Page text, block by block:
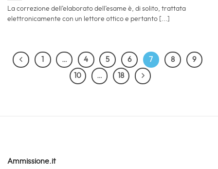
La correzione dell’elaborato dell’esame è, di solito, trattata
elettronicamente con un lettore ottico e pertanto [...]
1 … 4 5 6 7 8 9
10 … 18
Ammissione.it